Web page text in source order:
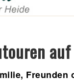
Freunden